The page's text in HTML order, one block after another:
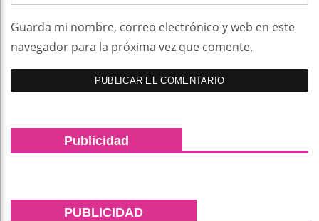
Guarda mi nombre, correo electrónico y web en este
navegador para la próxima vez que comente.
Publicidad
PUBLICIDAD